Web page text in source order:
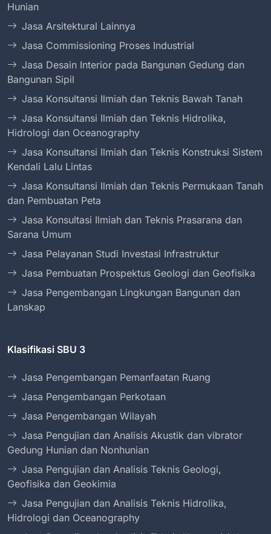
Hunian
Jasa Arsitektural Lainnya
Jasa Commissioning Proses Industrial
Jasa Desain Interior pada Bangunan Gedung dan
Bangunan Sipil
Jasa Konsultansi Ilmiah dan Teknis Bawah Tanah
Jasa Konsultansi Ilmiah dan Teknis Hidrolika,
Hidrologi dan Oceanography
Jasa Konsultansi Ilmiah dan Teknis Konstruksi Sistem
Kendali Lalu Lintas
Jasa Konsultansi Ilmiah dan Teknis Permukaan Tanah
dan Pembuatan Peta
Jasa Konsultasi Ilmiah dan Teknis Prasarana dan
Sarana Umum
Jasa Pelayanan Studi Investasi Infrastruktur
Jasa Pembuatan Prospektus Geologi dan Geofisika
Jasa Pengembangan Lingkungan Bangunan dan
Lanskap
Klasifikasi SBU 3
Jasa Pengembangan Pemanfaatan Ruang
Jasa Pengembangan Perkotaan
Jasa Pengembangan Wilayah
Jasa Pengujian dan Analisis Akustik dan vibrator
Gedung Hunian dan Nonhunian
Jasa Pengujian dan Analisis Teknis Geologi,
Geofisika dan Geokimia
Jasa Pengujian dan Analisis Teknis Hidrolika,
Hidrologi dan Oceanography